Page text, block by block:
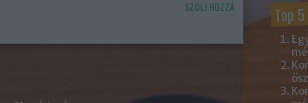
SZÓLJ HOZZÁ Top 5